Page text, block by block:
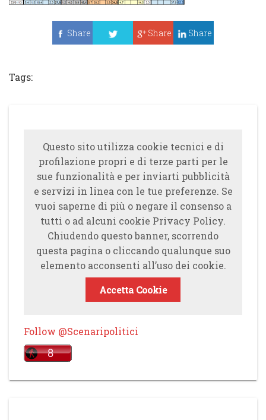
Share
Share Share
Tags:
Questo sito utilizza cookie tecnici e di
profilazione propri e di terze parti per le
sue funzionalità e per inviarti pubblicità
e servizi in linea con le tue preferenze. Se
vuoi saperne di più o negare il consenso a
tutti o ad alcuni cookie Privacy Policy.
Chiudendo questo banner, scorrendo
questa pagina o cliccando qualunque suo
elemento acconsenti all’uso dei cookie.
Accetta Cookie
Follow @Scenaripolitici